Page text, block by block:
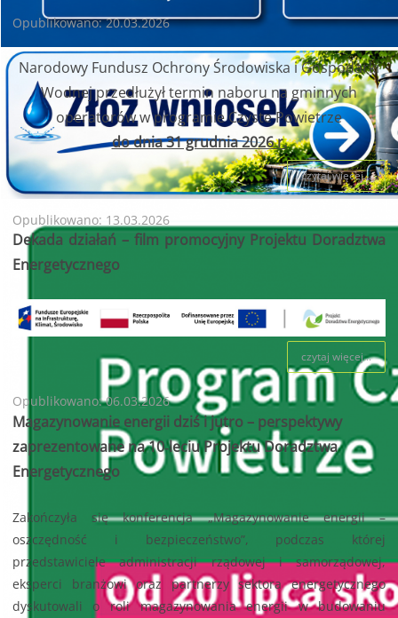
Opublikowano: 20.03.2026
Narodowy Fundusz Ochrony Środowiska i Gospodarki
Wodnej przedłużył termin naboru na gminnych
operatorów w programie Czyste Powietrze
do dnia 31 grudnia 2026 r.
czytaj więcej...
Opublikowano: 13.03.2026
Dekada działań – film promocyjny Projektu Doradztwa
Energetycznego
czytaj więcej...
Opublikowano: 06.03.2026
Magazynowanie energii dziś i jutro – perspektywy
zaprezentowane na 10‑leciu Projektu Doradztwa
Energetycznego
Zakończyła się konferencja „Magazynowanie energii –
oszczędność i bezpieczeństwo”, podczas której
przedstawiciele administracji rządowej i samorządowej,
eksperci branżowi oraz partnerzy sektora energetycznego
dyskutowali o roli magazynowania energii w budowaniu